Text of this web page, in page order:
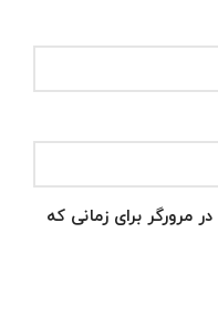
مرورگر برای زمانی که